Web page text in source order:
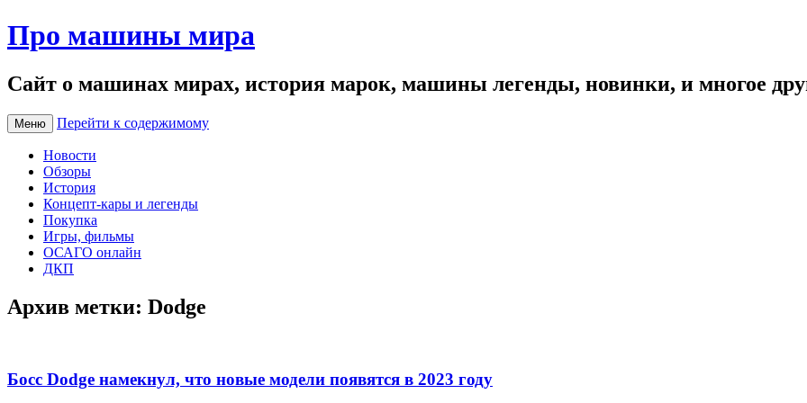
Про машины мира
Сайт о машинах мирах, история марок, машины легенды, новинки, и многое
Меню Перейти к содержимому
Новости
Обзоры
История
Концепт-кары и легенды
Покупка
Игры, фильмы
ОСАГО онлайн
ДКП
Архив метки: Dodge
Босс Dodge намекнул, что новые модели появятся в 2023 году